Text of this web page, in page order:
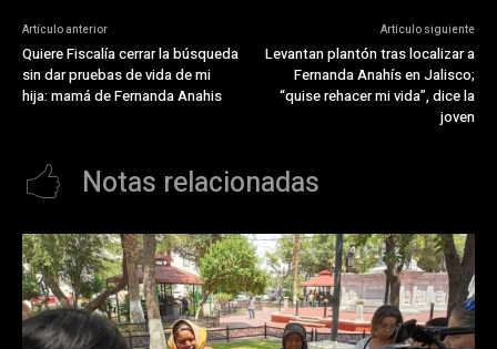
Artículo anterior
Quiere Fiscalía cerrar la búsqueda
sin dar pruebas de vida de mi
hija: mamá de Fernanda Anahis
Artículo siguiente
Levantan plantón tras localizar a
Fernanda Anahís en Jalisco;
“quise rehacer mi vida”, dice la
joven
Notas relacionadas